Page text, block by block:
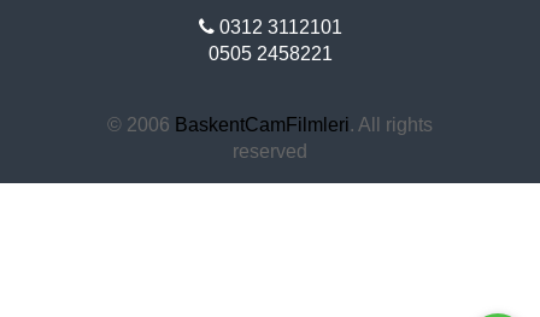
0312 3112101
0505 2458221
© 2006 BaskentCamFilmleri. All rights
reserved